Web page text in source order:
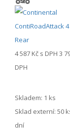
4 587 Kč s DPH 3
DPH
Skladem: 1 ks
Sklad externí: 50
dní